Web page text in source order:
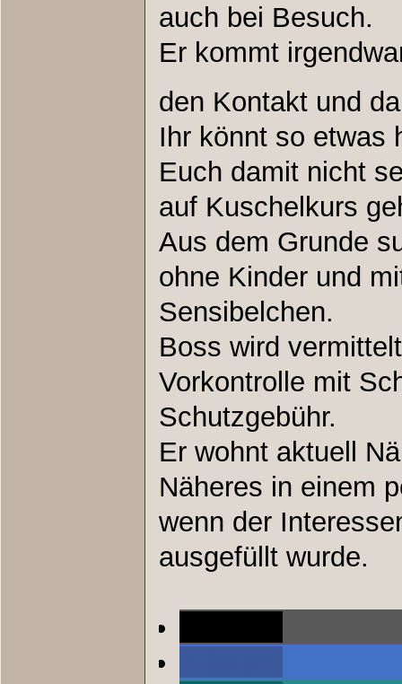
auch bei Besuch.
Er kommt
den Kontakt und
Ihr könnt so etwas
Euch damit nicht
auf Kuschelkurs
Aus dem Grunde
ohne Kinder und
Sensibelchen.
Boss wird
Vorkontrolle mit
Schutzgebühr.
Er wohnt aktuell
Näheres in einem
wenn der
ausgefüllt wurde.